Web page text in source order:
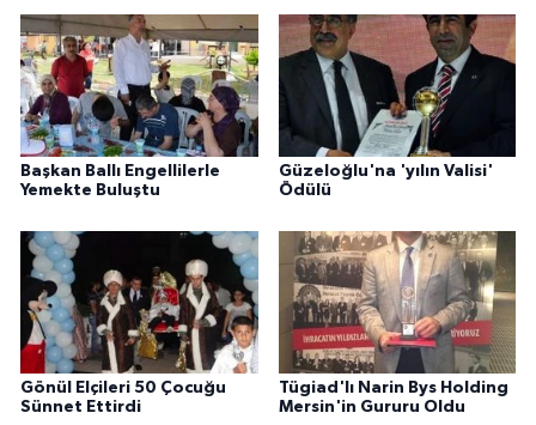
Başkan Ballı Engellilerle
Yemekte Buluştu
Güzeloğlu'na 'yılın Valisi'
Ödülü
Gönül Elçileri 50 Çocuğu
Sünnet Ettirdi
Tügiad'lı Narin Bys Holding
Mersin'in Gururu Oldu